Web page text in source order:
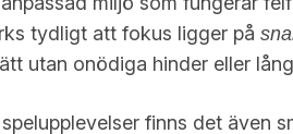
tydligt att fokus ligger på
utan onödiga hinder eller
finns det även